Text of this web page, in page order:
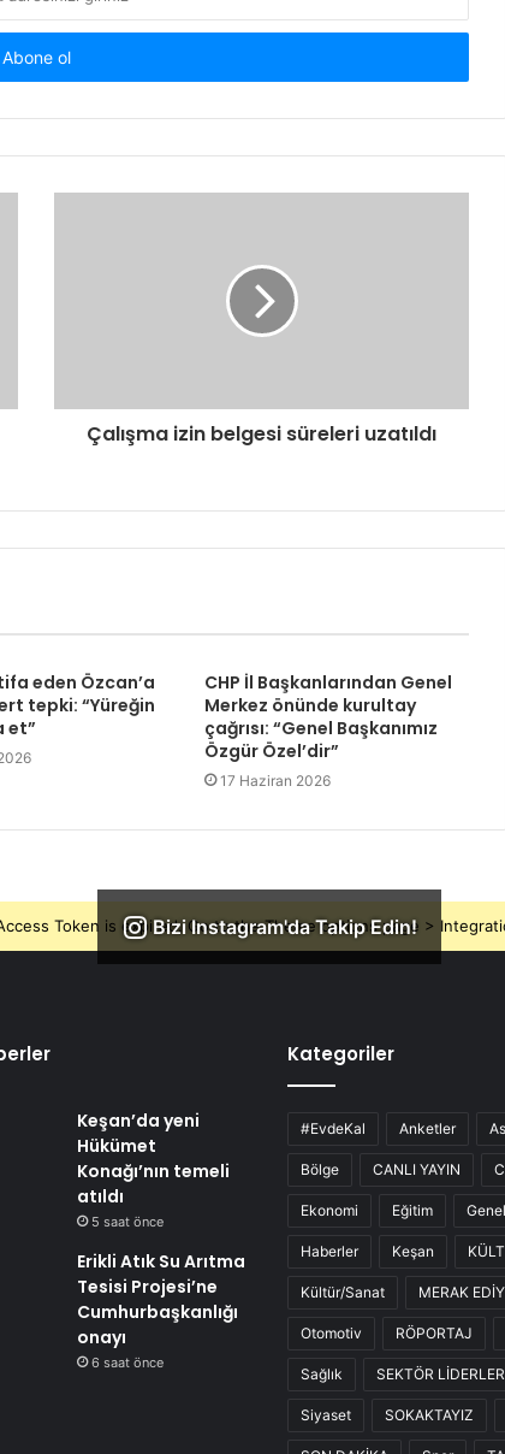
Çalışma izin belgesi süreleri uzatıldı
eden Özcan’a
tepki: “Yüreğin
et”
CHP İl Başkanlarından Genel
Merkez önünde kurultay
çağrısı: “Genel Başkanımız
Özgür Özel’dir”
17 Haziran 2026
Bizi Instagram'da Takip Edin!
Token is expired, Go to the Theme options page >
Keşan’da yeni
Hükümet
Konağı’nın temeli
atıldı
5 saat önce
Erikli Atık Su Arıtma
Tesisi Projesi’ne
Cumhurbaşkanlığı
onayı
6 saat önce
Kategoriler
#EvdeKal Anketler
Bölge CANLI YAYIN
Ekonomi Eğitim Genel
Haberler Keşan
Kültür/Sanat MERAK
Otomotiv RÖPORTAJ
Sağlık SEKTÖR
Siyaset SOKAKTAYIZ